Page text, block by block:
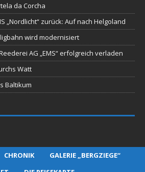
da Corcha
„Nordlicht“ zurück: Auf nach Helgoland
wird modernisiert
AG „EMS“ erfolgreich verladen
Watt
Baltikum
CHRONIK
GALERIE „BERGZIEGE“